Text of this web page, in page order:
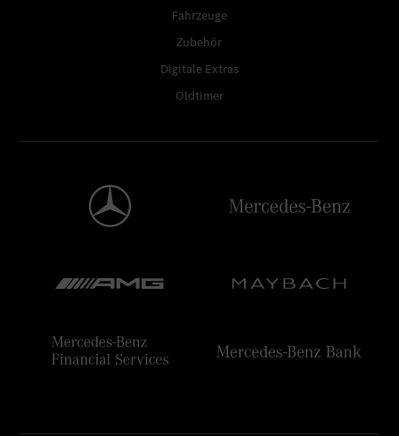
Fahrzeuge
Zubehör
Digitale Extras
Oldtimer